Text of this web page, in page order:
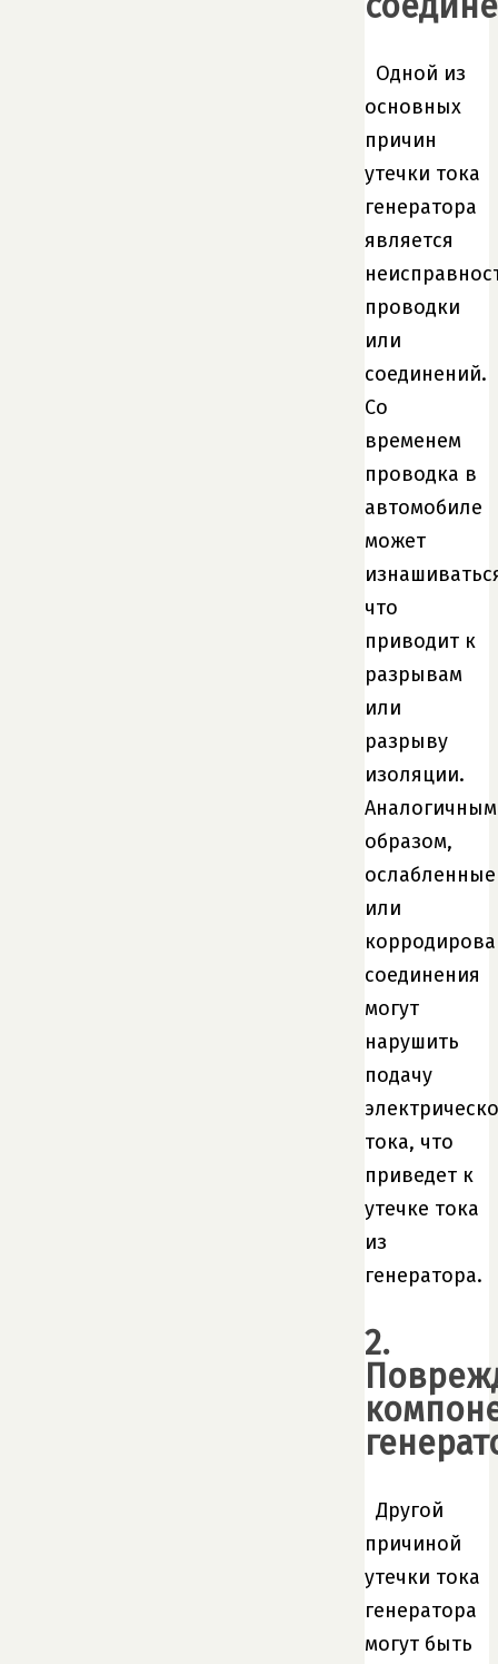
Одной из
основных
причин
утечки тока
генератора
является
проводки
или
соединений.
Со
временем
проводка в
автомобиле
может
что
приводит к
разрывам
или
разрыву
изоляции.
Аналогичным
образом,
ослабленные
или
соединения
могут
нарушить
подачу
тока, что
приведет к
утечке тока
из
генератора.
2.
Другой
причиной
утечки тока
генератора
могут быть